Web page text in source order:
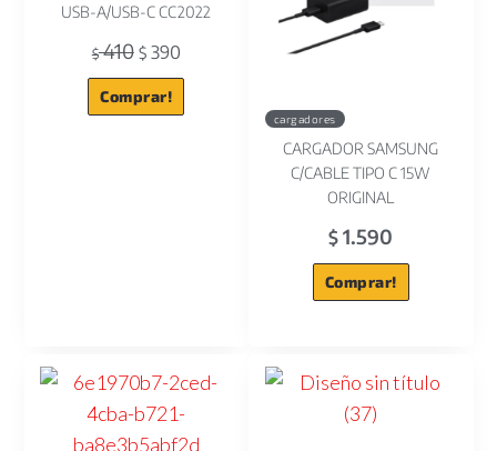
USB-A/USB-C CC2022
$410 $390
Comprar!
cargadores
CARGADOR SAMSUNG
C/CABLE TIPO C 15W
ORIGINAL
$ 1.590
Comprar!